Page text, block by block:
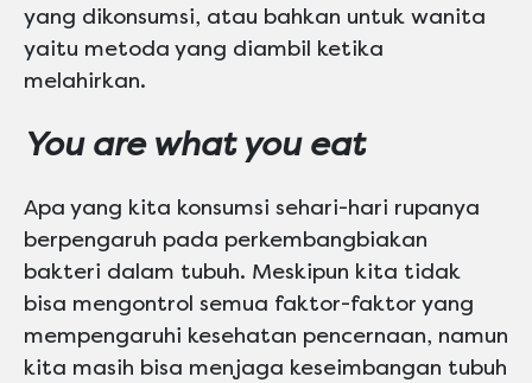
yang dikonsumsi, atau bahkan untuk wanita
yaitu metoda yang diambil ketika
melahirkan.
You are what you eat
Apa yang kita konsumsi sehari-hari rupanya
berpengaruh pada perkembangbiakan
bakteri dalam tubuh. Meskipun kita tidak
bisa mengontrol semua faktor-faktor yang
mempengaruhi kesehatan pencernaan, namun
kita masih bisa menjaga keseimbangan tubuh